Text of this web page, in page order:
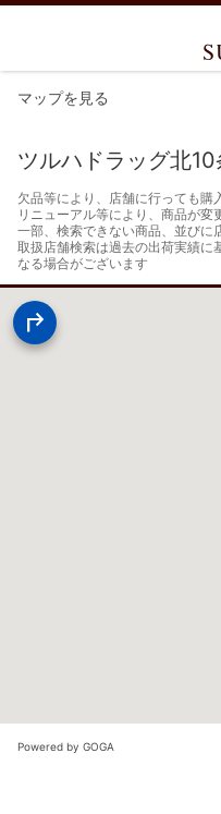
マップを見る
ツルハドラッグ北
欠品等により、店舗に行っても購
リニューアル等により、商品が変
一部、検索できない商品、並びに
取扱店舗検索は過去の出荷実績に
なる場合がございます
Powered by GOGA